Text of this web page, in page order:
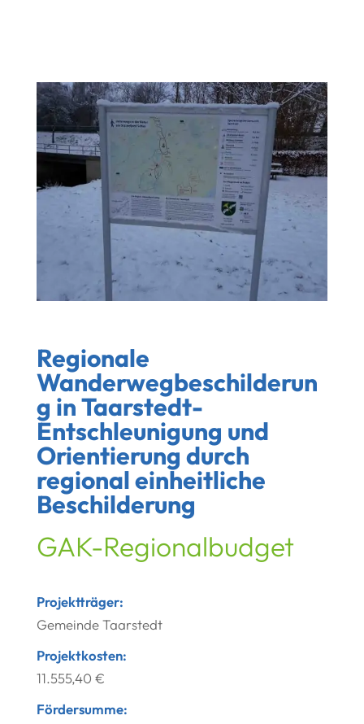
Regionale
Wanderwegbeschilderun
g in Taarstedt-
Entschleunigung und
Orientierung durch
regional einheitliche
Beschilderung
GAK-Regionalbudget
Projektträger:
Gemeinde Taarstedt
Projektkosten:
11.555,40 €
Fördersumme: